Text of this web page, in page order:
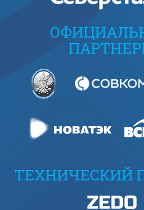
ТЕХНИЧЕСКИЙ